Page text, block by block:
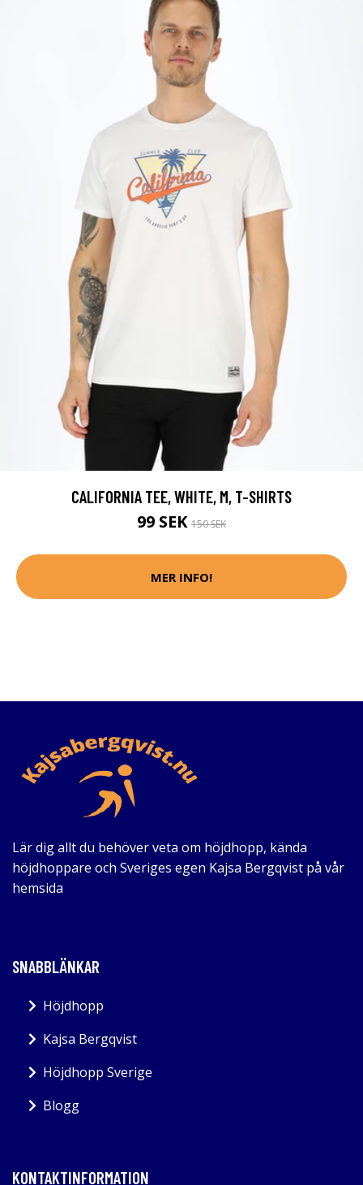
CALIFORNIA TEE, WHITE, M, T-SHIRTS
99 SEK 150 SEK
MER INFO!
Lär dig allt du behöver veta om höjdhopp, kända
höjdhoppare och Sveriges egen Kajsa Bergqvist på vår
hemsida
SNABBLÄNKAR
Höjdhopp
Kajsa Bergqvist
Höjdhopp Sverige
Blogg
KONTAKTINFORMATION